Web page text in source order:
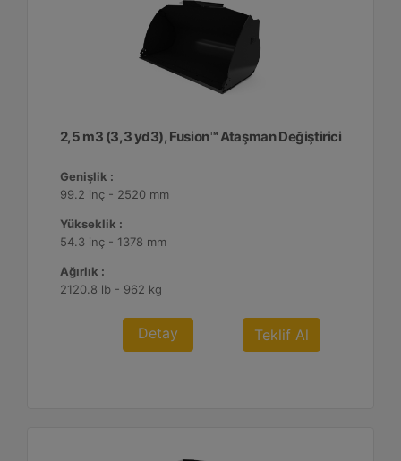
2,5 m3 (3,3 yd3), Fusion™ Ataşman Değiştirici
Genişlik :
99.2 inç - 2520 mm
Yükseklik :
54.3 inç - 1378 mm
Ağırlık :
2120.8 lb - 962 kg
Detay Teklif Al